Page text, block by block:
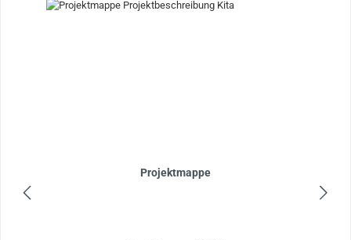
Projektmappe